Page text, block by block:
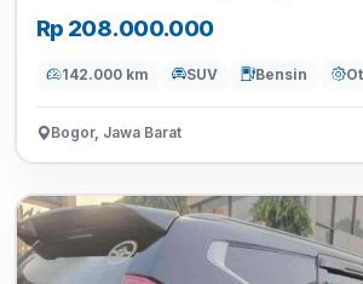
Rp 208.000.000
142.000 km SUV Bensin
Bogor, Jawa Barat